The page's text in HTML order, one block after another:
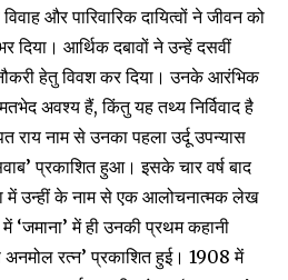
और पारिवारिक दायित्वों ने जीवन को
दिया। आर्थिक दबावों ने उन्हें दसवीं
नौकरी हेतु विवश कर दिया। उनके आरंभिक
अवश्य हैं, किंतु यह तथ्य निर्विवाद है
राय नाम से उनका पहला उर्दू उपन्यास
प्रकाशित हुआ। इसके चार वर्ष बाद
में उन्हीं के नाम से एक आलोचनात्मक लेख
‘जमाना’ में ही उनकी प्रथम कहानी
रत्न’ प्रकाशित हुई। 1908 में